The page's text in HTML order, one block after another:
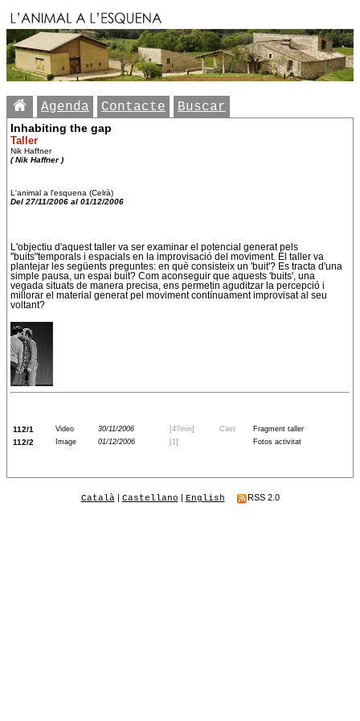
Agenda Contacte Buscar
Inhabiting the gap
Taller
Nik Haffner
( Nik Haffner )
L'animal a l'esquena (Celrà)
Del 27/11/2006 al 01/12/2006
L'objectiu d'aquest taller va ser examinar el potencial generat pels
"buits"temporals i espacials en la improvisació del moviment. El taller va
plantejar les següents preguntes: en què consisteix un 'buit'? Es tracta d'una
simple pausa, un espai buit? Com aconseguir que aquests 'buits', una
vegada situats de manera precisa, ens permetin aguditzar la percepció i
millorar el material generat pel moviment contínuament improvisat al seu
voltant?
112/1 Video 30/11/2006 [47min] Cast Fragment taller
112/2 Image 01/12/2006 [1] Fotos activitat
Català | Castellano | English RSS 2.0